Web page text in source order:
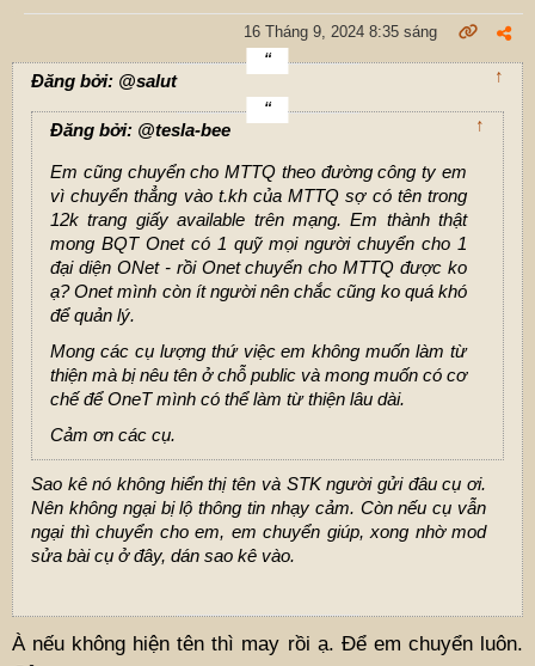
16 Tháng 9, 2024 8:35 sáng
Đăng bởi: @salut ↑
Đăng bởi: @tesla-bee ↑
Em cũng chuyển cho MTTQ theo đường công ty em
vì chuyển thẳng vào t.kh của MTTQ sợ có tên trong
12k trang giấy available trên mạng. Em thành thật
mong BQT Onet có 1 quỹ mọi người chuyển cho 1
đại diện ONet - rồi Onet chuyển cho MTTQ được ko
ạ? Onet mình còn ít người nên chắc cũng ko quá khó
để quản lý.
Mong các cụ lượng thứ việc em không muốn làm từ
thiện mà bị nêu tên ở chỗ public và mong muốn có cơ
chế để OneT mình có thể làm từ thiện lâu dài.
Cảm ơn các cụ.
Sao kê nó không hiển thị tên và STK người gửi đâu cụ ơi.
Nên không ngại bị lộ thông tin nhạy cảm. Còn nếu cụ vẫn
ngại thì chuyển cho em, em chuyển giúp, xong nhờ mod
sửa bài cụ ở đây, dán sao kê vào.
À nếu không hiện tên thì may rồi ạ. Để em chuyển luôn.